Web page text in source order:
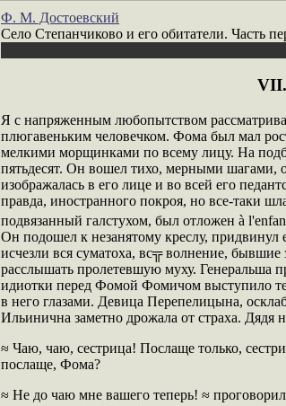
Ф. М. Достоевский
Село Степанчиково и его обитатели. Часть
Я с напряженным любопытством
плюгавеньким человечком. Фома был мал
мелкими морщинками по всему лицу. На
пятьдесят. Он вошел тихо, мерными шагами,
изображалась в его лице и во всей его
правда, иностранного покроя, но все-таки
подвязанный галстухом, был отложен à
Он подошел к незанятому креслу, придвинул
исчезли вся суматоха, вс╦ волнение,
расслышать пролетевшую муху. Генеральша
идиотки перед Фомой Фомичом выступило
в него глазами. Девица Перепелицына,
Ильинична заметно дрожала от страха. Дядя
≈ Чаю, чаю, сестрица! Послаще только,
послаще, Фома?
≈ Не до чаю мне вашего теперь! ≈